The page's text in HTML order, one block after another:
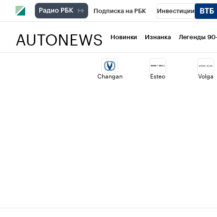
Подписка на РБК Инвестиции
Национальные проекты Город
Кредитные рейтинги Франшизы
AUTONEWS Новинки Изнанка Легенды
Changan Esteo Volga